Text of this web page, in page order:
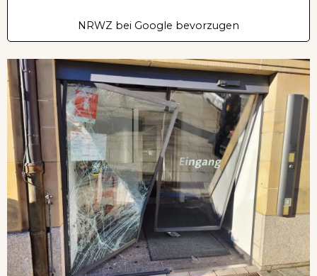
NRWZ bei Google bevorzugen